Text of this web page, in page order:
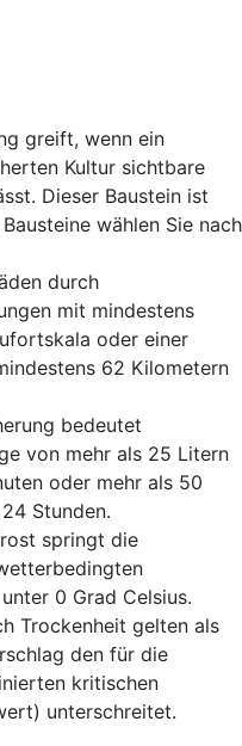
greift, wenn ein
Kultur sichtbare
Dieser Baustein ist
wählen Sie nach
durch
mit mindestens
oder einer
62 Kilometern
bedeutet
von mehr als 25 Litern
oder mehr als 50
Stunden.
springt die
0 Grad Celsius.
Trockenheit gelten als
den für die
kritischen
unterschreitet.